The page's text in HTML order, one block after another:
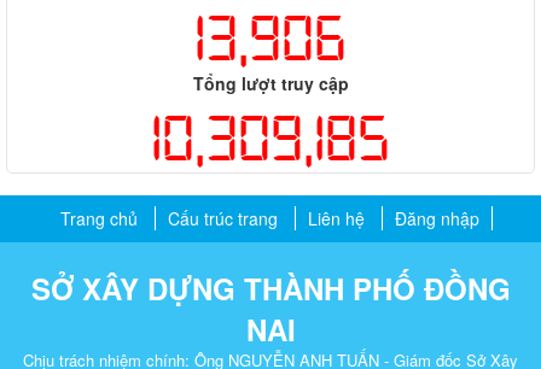
13,906
Tổng lượt truy cập
10,309,185
Trang chủ Cấu trúc trang Liên hệ Đăng nhập
SỞ XÂY DỰNG THÀNH PHỐ ĐỒNG
NAI
Chịu trách nhiệm chính: Ông NGUYỄN ANH TUẤN - Giám đốc Sở Xây